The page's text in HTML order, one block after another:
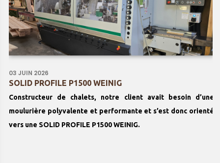
03 JUIN 2026
SOLID PROFILE P1500 WEINIG
Constructeur de chalets, notre client avait besoin d’une
moulurière polyvalente et performante et s’est donc orienté
vers une SOLID PROFILE P1500 WEINIG.